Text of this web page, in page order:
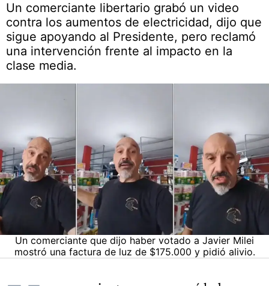
Un comerciante libertario grabó un video
contra los aumentos de electricidad, dijo que
sigue apoyando al Presidente, pero reclamó
una intervención frente al impacto en la
clase media.
Un comerciante que dijo haber votado a Javier Milei
mostró una factura de luz de $175.000 y pidió alivio.